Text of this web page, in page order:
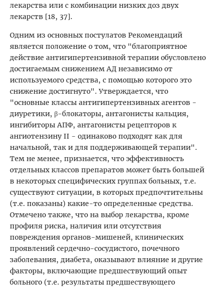
лекарства или с комбинации низких доз двух
лекарств [18, 37].
Одним из основных постулатов Рекомендаций
является положение о том, что "благоприятное
действие антигипертензивной терапии обусловлено
достигаемым снижением АД независимо от
используемого средства, с помощью которого это
снижение достигнуто". Утверждается, что
"основные классы антигипертензивных агентов -
диуретики, β-блокаторы, антагонисты кальция,
ингибиторы АПФ, антагонисты рецепторов к
ангиотензину II - одинаково подходят как для
начальной, так и для поддерживающей терапии".
Тем не менее, признается, что эффективность
отдельных классов препаратов может быть большей
в некоторых специфических группах больных, т.е.
существуют ситуации, в которых предпочтительны
(т.е. показаны) какие-то определенные средства.
Отмечено также, что на выбор лекарства, кроме
профиля риска, наличия или отсутствия
повреждения органов-мишеней, клинических
проявлений сердечно-сосудистого, почечного
заболевания, диабета, оказывают влияние и другие
факторы, включающие предшествующий опыт
больного (т.е. результаты предшествующего